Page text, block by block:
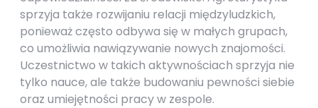
sprzyja także rozwijaniu relacji międzyludzkich,
ponieważ często odbywa się w małych grupach,
co umożliwia nawiązywanie nowych znajomości.
Uczestnictwo w takich aktywnościach sprzyja nie
tylko nauce, ale także budowaniu pewności siebie
oraz umiejętności pracy w zespole.